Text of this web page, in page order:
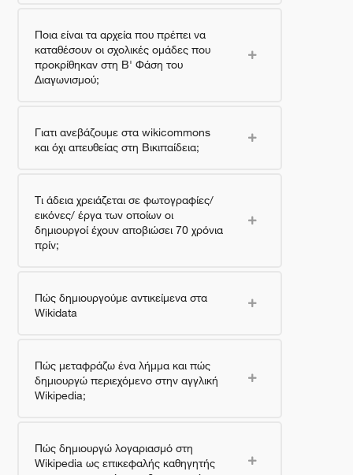
Ποια είναι τα αρχεία που πρέπει να
καταθέσουν οι σχολικές ομάδες που
προκρίθηκαν στη Β' Φάση του
Διαγωνισμού;
Γιατι ανεβάζουμε στα wikicommons
και όχι απευθείας στη Βικιπαίδεια;
Τι άδεια χρειάζεται σε φωτογραφίες/
εικόνες/ έργα των οποίων οι
δημιουργοί έχουν αποβιώσει 70 χρόνια
πρίν;
Πώς δημιουργούμε αντικείμενα στα
Wikidata
Πώς μεταφράζω ένα λήμμα και πώς
δημιουργώ περιεχόμενο στην αγγλική
Wikipedia;
Πώς δημιουργώ λογαριασμό στη
Wikipedia ως επικεφαλής καθηγητής